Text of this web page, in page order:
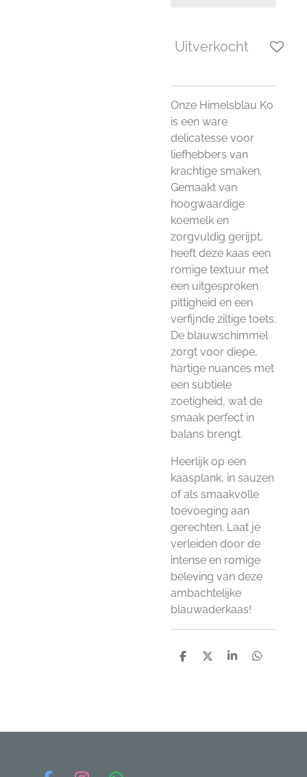
Uitverkocht
Onze Himelsblau Ko
is een ware
delicatesse voor
liefhebbers van
krachtige smaken.
Gemaakt van
hoogwaardige
koemelk en
zorgvuldig gerijpt,
heeft deze kaas een
romige textuur met
een uitgesproken
pittigheid en een
verfijnde ziltige toets.
De blauwschimmel
zorgt voor diepe,
hartige nuances met
een subtiele
zoetigheid, wat de
smaak perfect in
balans brengt.
Heerlijk op een
kaasplank, in sauzen
of als smaakvolle
toevoeging aan
gerechten. Laat je
verleiden door de
intense en romige
beleving van deze
ambachtelijke
blauwaderkaas!
D
D
S
D